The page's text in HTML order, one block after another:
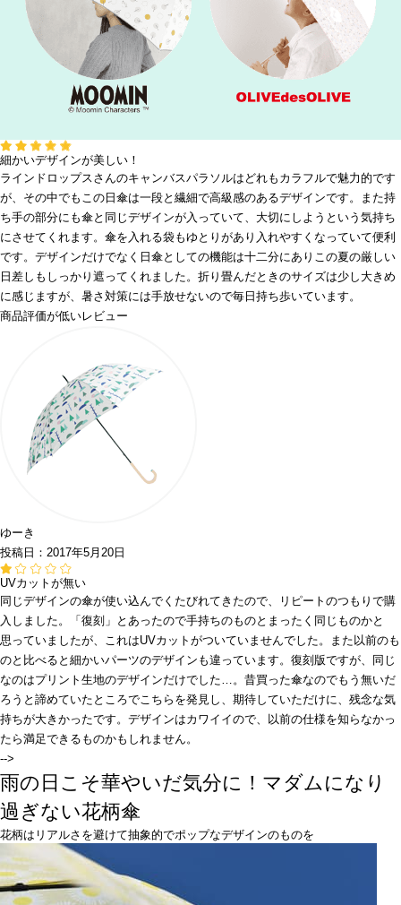
細かいデザインが美しい！
ラインドロップスさんのキャンバスパラソルはどれもカラフルで魅力的です
が、その中でもこの日傘は一段と繊細で高級感のあるデザインです。また持
ち手の部分にも傘と同じデザインが入っていて、大切にしようという気持ち
にさせてくれます。傘を入れる袋もゆとりがあり入れやすくなっていて便利
です。デザインだけでなく日傘としての機能は十二分にありこの夏の厳しい
日差しもしっかり遮ってくれました。折り畳んだときのサイズは少し大きめ
に感じますが、暑さ対策には手放せないので毎日持ち歩いています。
商品評価が低いレビュー
ゆーき
投稿日：2017年5月20日
UVカットが無い
同じデザインの傘が使い込んでくたびれてきたので、リピートのつもりで購
入しました。「復刻」とあったので手持ちのものとまったく同じものかと
思っていましたが、これはUVカットがついていませんでした。また以前のも
のと比べると細かいパーツのデザインも違っています。復刻版ですが、同じ
なのはプリント生地のデザインだけでした…。昔買った傘なのでもう無いだ
ろうと諦めていたところでこちらを発見し、期待していただけに、残念な気
持ちが大きかったです。デザインはカワイイので、以前の仕様を知らなかっ
たら満足できるものかもしれません。
-->
雨の日こそ華やいだ気分に！マダムになり
過ぎない花柄傘
花柄はリアルさを避けて抽象的でポップなデザインのものを